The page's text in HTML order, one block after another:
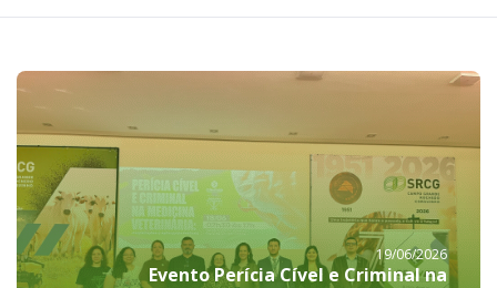
19/06/2026
Evento Perícia Cível e Criminal na